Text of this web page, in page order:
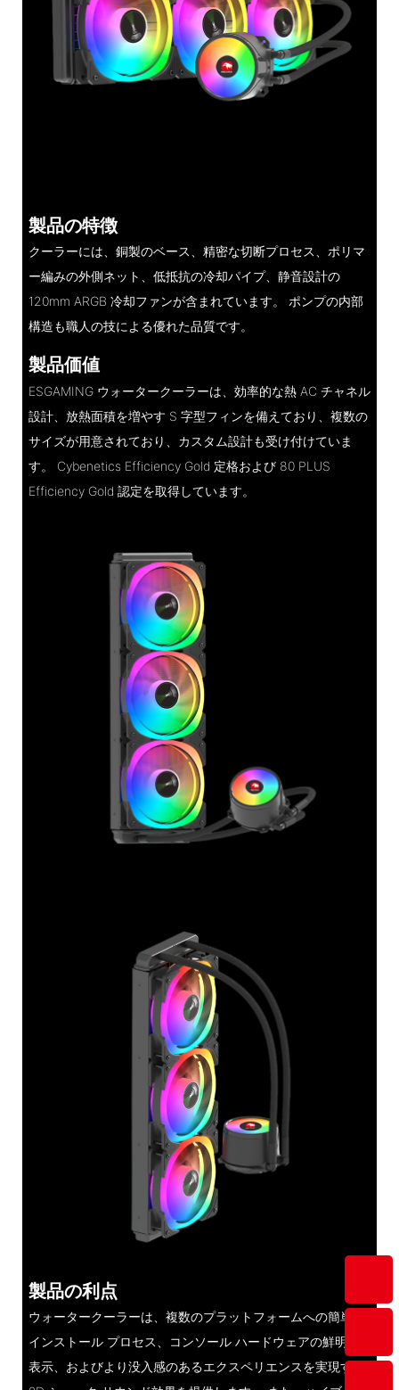
製品の特徴
クーラーには、銅製のベース、精密な切断プロセス、ポリマ
ー編みの外側ネット、低抵抗の冷却パイプ、静音設計の
120mm ARGB 冷却ファンが含まれています。 ポンプの内部
構造も職人の技による優れた品質です。
製品価値
ESGAMING ウォータークーラーは、効率的な熱 AC チャネル
設計、放熱面積を増やす S 字型フィンを備えており、複数の
サイズが用意されており、カスタム設計も受け付けていま
す。 Cybenetics Efficiency Gold 定格および 80 PLUS
Efficiency Gold 認定を取得しています。
製品の利点
ウォータークーラーは、複数のプラットフォームへの簡単な
インストール プロセス、コンソール ハードウェアの鮮明な
表示、およびより没入感のあるエクスペリエンスを実現する